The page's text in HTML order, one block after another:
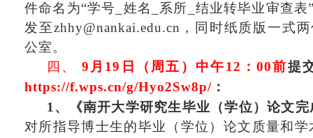
件命名为“学号_姓名_系所_结业转毕业审查表
发至zhhy@nankai.edu.cn，同时纸质版一式
公室。
四、 9 月 19 日 （ 周五）中午12 ：00前提
https://f.wps.cn/g/Hyo2Sw8p/ ：
1、
《南开大学研究生毕业（学位）论文
对所指导博士生的毕业（学位）论文质量和